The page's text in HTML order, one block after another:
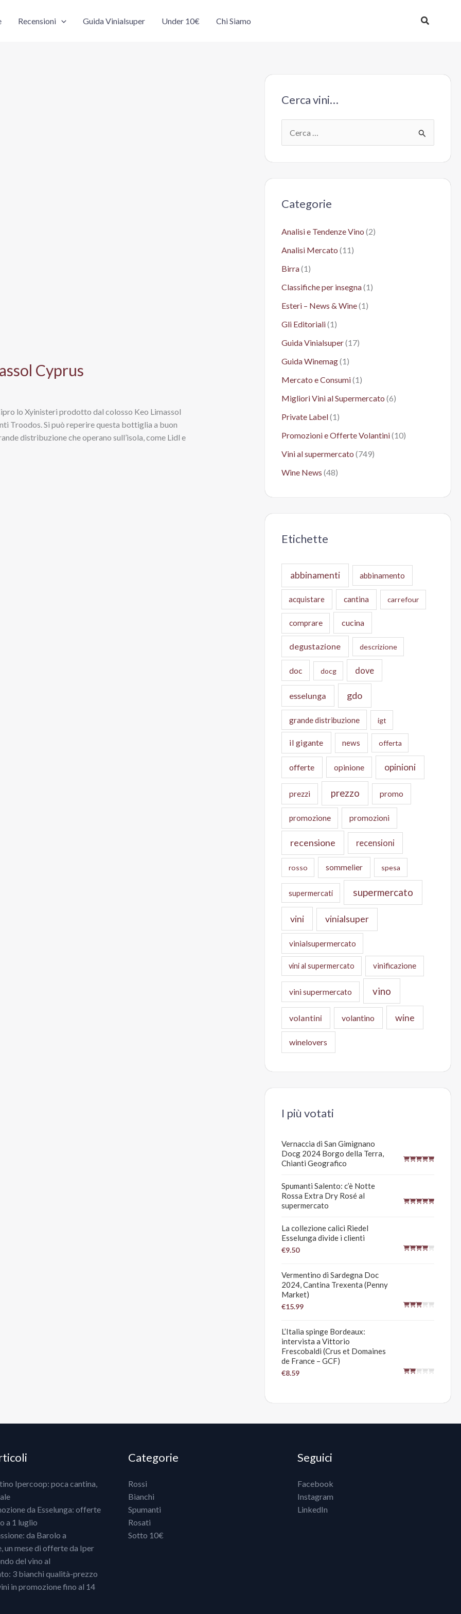
Recensioni Guida Vinialsuper Under 10€ Chi Siamo Cerca
Cyprus
lo Xyinisteri prodotto dal colosso Keo Limassol
Troodos. Si può reperire questa bottiglia a buon
distribuzione che operano sull’isola, come Lidl e
Cerca vini…
e
:Categorie
Analisi e Tendenze Vino (2)
Analisi Mercato (11)
Birra(1)
Classifiche per insegna(1)
Esteri – News & Wine(1)
Gli Editoriali(1)
Guida Vinialsuper(17)
Guida Winemag(1)
Mercato e Consumi(1)
Migliori Vini al Supermercato (6)
Private Label(1)
Promozioni e Offerte Volantini(10)
Vini al supermercato (749)
Wine News (48)
Etichette
abbinamenti abbinamento
acquistare cantina carrefour
comprare cucina
degustazione descrizione
doc docg dove
esselunga gdo
grande distribuzione igt
il gigante news offerta
offerte opinione opinioni
prezzi prezzo promo
promozione promozioni
recensione recensioni
rosso sommelier spesa
supermercati supermercato
vini vinialsuper
vinialsupermercato
vini al supermercato vinificazione
vini supermercato vino
volantini volantino wine
winelovers
I più votati
Vernaccia di San Gimignano
Docg 2024 Borgo della Terra,
Chianti Geografico
Spumanti Salento: c’è Notte
Rossa Extra Dry Rosé al
supermercato
La collezione calici Riedel
Esselunga divide i clienti
€9.50
Vermentino di Sardegna Doc
2024, Cantina Trexenta (Penny
Market)
€15.99
L’Italia spinge Bordeaux:
intervista a Vittorio
Frescobaldi (Crus et Domaines
de France – GCF)
€8.59
Ipercoop: poca cantina,
da Esselunga: offerte
a 1 luglio
da Barolo a
un mese di offerte da Iper
del vino al
3 bianchi qualità-prezzo
in promozione fino al 14
Categorie
Rossi
Bianchi
Spumanti
Rosati
Sotto 10€
Seguici
Facebook
Instagram
LinkedIn